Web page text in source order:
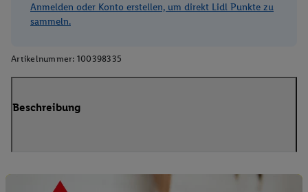
Anmelden oder Konto erstellen, um direkt Lidl Punkte zu
sammeln.
Artikelnummer: 100398335
Beschreibung